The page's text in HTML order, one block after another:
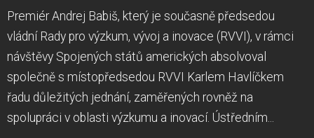
Premiér Andrej Babiš, který je současně předsedou
vládní Rady pro výzkum, vývoj a inovace (RVVI), v rámci
návštěvy Spojených států amerických absolvoval
společně s místopředsedou RVVI Karlem Havlíčkem
řadu důležitých jednání, zaměřených rovněž na
spolupráci v oblasti výzkumu a inovací. Ústředním...